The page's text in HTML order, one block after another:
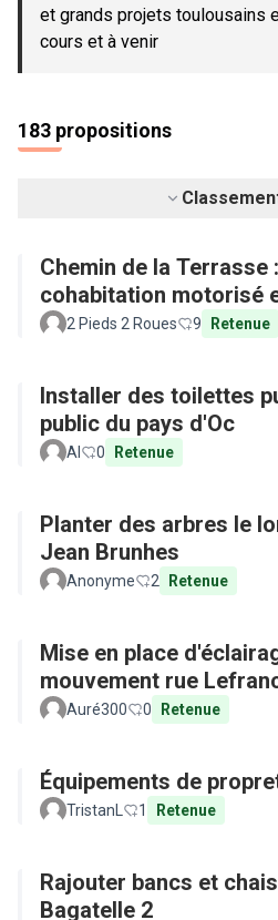
et grands projets toulousains
cours et à venir
183 propositions
Chemin de la
cohabitation motorisé
2 Pieds 2 Roues 9 Retenue
Installer des toilettes
public du pays d'Oc
Al 0 Retenue
Planter des arbres le
Jean Brunhes
Anonyme 2 Retenue
Mise en place
mouvement rue
Auré300 0 Retenue
Équipements de
TristanL 1 Retenue
Rajouter bancs et
Bagatelle 2